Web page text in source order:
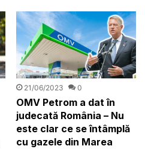
21/06/2023 0
OMV Petrom a dat în
judecată România – Nu
este clar ce se întâmplă
cu gazele din Marea